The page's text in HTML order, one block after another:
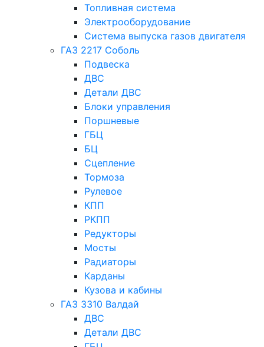
Топливная система
Электрооборудование
Система выпуска газов двигателя
ГАЗ 2217 Соболь
Подвеска
ДВС
Детали ДВС
Блоки управления
Поршневые
ГБЦ
БЦ
Сцепление
Тормоза
Рулевое
КПП
РКПП
Редукторы
Мосты
Радиаторы
Карданы
Кузова и кабины
ГАЗ 3310 Валдай
ДВС
Детали ДВС